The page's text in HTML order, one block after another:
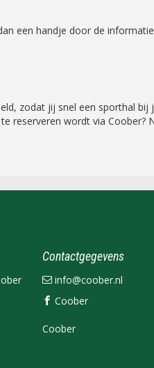
een handje door de
zodat jij snel een sporthal bij
reserveren wordt via
Contactgegevens
info@coober.nl
Coober
Coober